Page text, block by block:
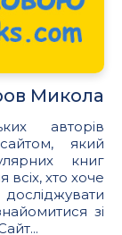
Микола
авторів
який
книг
хто хоче
зі